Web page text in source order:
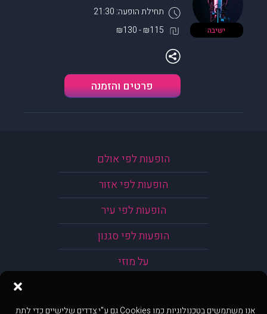
אנו משתמשים בטכנולוגיות כמו Cookies גם ע"י צדדים שלישיים כדי לתת
ישיבה
תחילת הופעה: 21:30
₪115 - ₪130
פרטים והזמנה
הופעות לפי אולם
הופעות לפי אזור
הופעות לפי עיר
הופעות לפי סגנון
על מוזי